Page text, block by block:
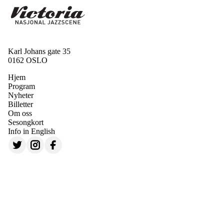
Karl Johans gate 35
0162 OSLO
Hjem
Program
Nyheter
Billetter
Om oss
Sesongkort
Info in English